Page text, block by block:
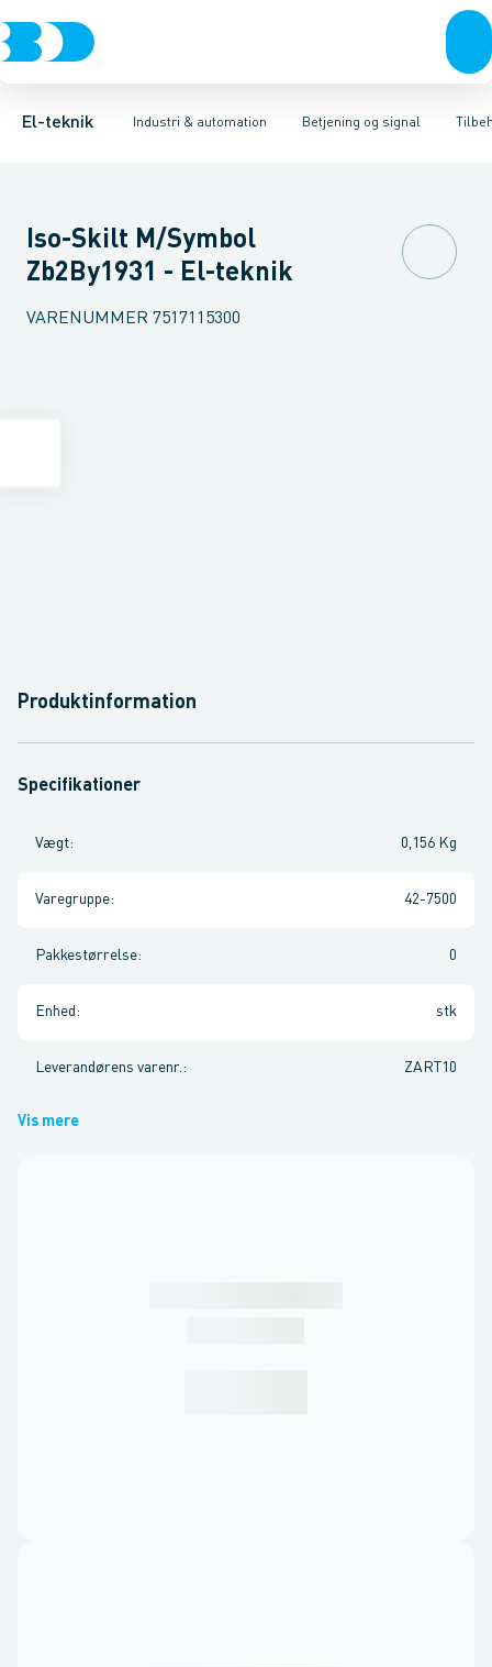
El-teknik Industri & automation
Afbrydere, stikkontakter & lampeudtagForgreningsmateriel
Betjening og signal
Industristiksystemer Frekvensomformere og softstartere
TrykknaphovedLystårn element, optiskTilslutningsmodul
Iso-Skilt M/Symbol
Zb2By1931 - El-teknik
VARENUMMER 7517115300
Produktinformation
Specifikationer
Vægt: 0,156 Kg
Varegruppe: 42-7500
Pakkestørrelse: 0
Enhed : stk
Leverandørens varenr. : ZART10
Vis mere